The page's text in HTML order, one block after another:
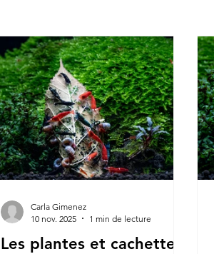
Les plantes et cachettes
Carla Gimenez
10 nov. 2025
1 min de lecture